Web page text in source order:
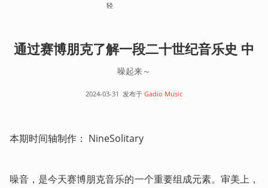
轻
通过赛博朋克了解一段二十世纪音乐史 中
噪起来～
2024-03-31 发布于 Gadio Music
本期时间轴制作： NineSolitary
噪音，是今天赛博朋克音乐的一个重要组成元素。审美上，